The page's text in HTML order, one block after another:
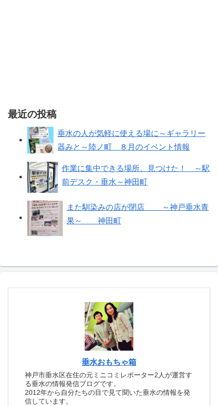
最近の投稿
垂水の人が気軽に使える場に～ギャラリー
器みと～陸ノ町 ８月のイベント情報
作業に集中できる場所、見つけた！ ～駅
前デスク・垂水～神田町
また馴染みの店が閉店 ～神戸垂水青
果～ 神田町
垂水おもちゃ箱
神戸市垂水区在住の元ミニコミレポーター2人が運営す
る垂水の情報発信ブログです。
2012年から自分たちの目で見て聞いた垂水の情報を発
信しています。